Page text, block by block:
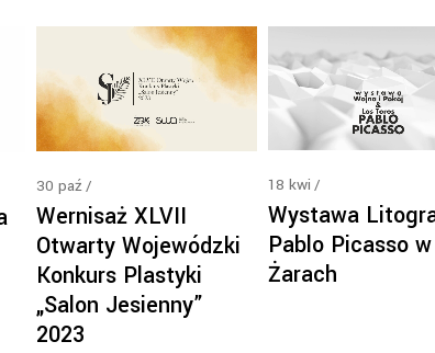
30 paź
Wernisaż XLVII
Otwarty Wojewódzki
Konkurs Plastyki
„Salon Jesienny”
2023
18 kwi
Wystawa
Pablo Picasso w
Żarach